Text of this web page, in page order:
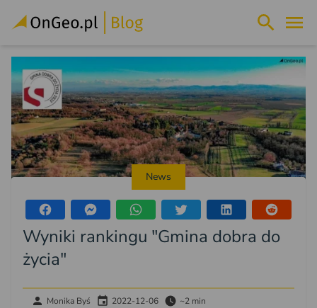
News
Wyniki rankingu "Gmina dobra do
życia"
Monika Byś 2022-12-06 ~2 min